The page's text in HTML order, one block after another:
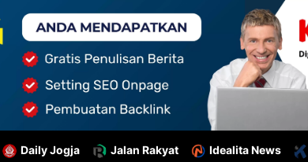
Daily Jogja Jalan Rakyat Idealita News